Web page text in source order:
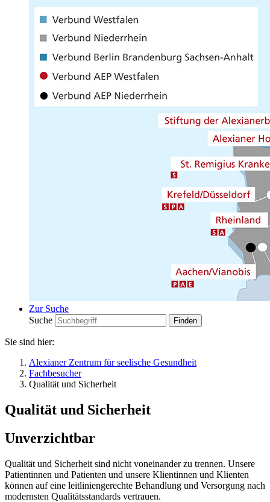
Zur Suche
Suche
Sie sind hier:
Alexianer Zentrum für seelische Gesundheit
Fachbesucher
Qualität und Sicherheit
Qualität und Sicherheit
Unverzichtbar
Qualität und Sicherheit sind nicht voneinander zu trennen. Unsere
Patientinnen und Patienten und unsere Klientinnen und Klienten
können auf eine leitliniengerechte Behandlung und Versorgung nach
modernsten Qualitätsstandards vertrauen.